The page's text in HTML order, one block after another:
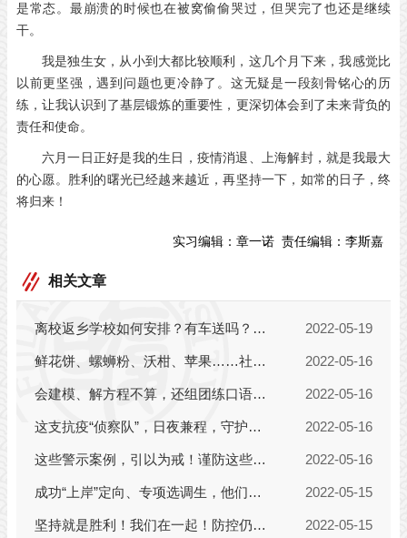
是常态。最崩溃的时候也在被窝偷偷哭过，但哭完了也还是继续
干。
我是独生女，从小到大都比较顺利，这几个月下来，我感觉比
以前更坚强，遇到问题也更冷静了。这无疑是一段刻骨铭心的历
练，让我认识到了基层锻炼的重要性，更深切体会到了未来背负的
责任和使命。
六月一日正好是我的生日，疫情消退、上海解封，就是我最大
的心愿。胜利的曙光已经越来越近，再坚持一下，如常的日子，终
将归来！
实习编辑： 章一诺 责任编辑： 李斯嘉
相关文章